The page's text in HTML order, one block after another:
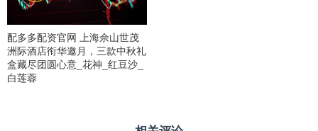
配多多配资官网 上海佘山世茂
洲际酒店衔华邀月，三款中秋礼
盒藏尽团圆心意_花神_红豆沙_
白莲蓉